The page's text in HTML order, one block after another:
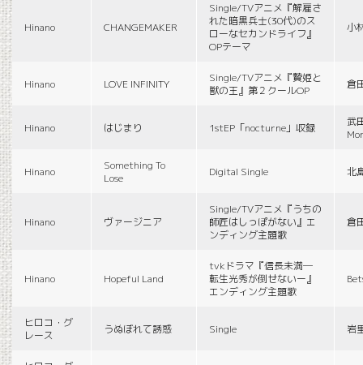
Hinano CHANGEMAKER
Single/TVアニメ『解雇さ
れた暗黒兵士(30代)のス
ローなセカンドライフ』
OPテーマ
小
Hinano LOVE INFINITY
Single/TVアニメ『贄姫と
獣の王』第２クールOP
倉
Hinano はじまり 1stEP「nocturne」収録
武
Hinano
Something To
Lose
Digital Single 北
Hinano ヴァージニア
Single/TVアニメ『うちの
師匠はしっぽがない』エ
ンディング主題歌
倉
Hinano Hopeful Land
tvkドラマ『信長未満―
転生光秀が倒せないー』
エンディング主題歌
ヒロコ・グ
レース
うぬぼれて誘惑 Single 岩